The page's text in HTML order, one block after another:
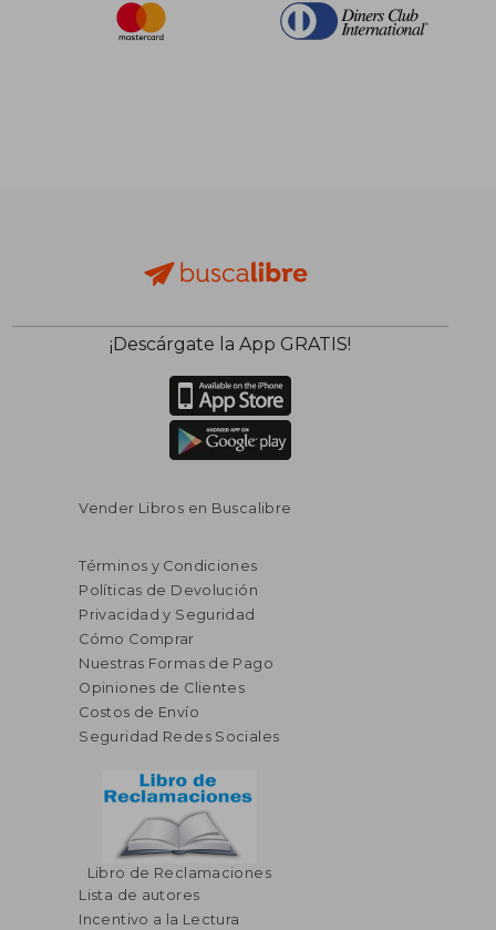
40%
$ 61.73
40%
dcto.
40%
dcto.
$ 75.26
¡Descárgate la App GRATIS!
Vender Libros en Buscalibre
Términos y Condiciones
Políticas de Devolución
Privacidad y Seguridad
Cómo Comprar
Nuestras Formas de Pago
Opiniones de Clientes
Costos de Envío
Seguridad Redes Sociales
Libro de Reclamaciones
Lista de autores
Incentivo a la Lectura